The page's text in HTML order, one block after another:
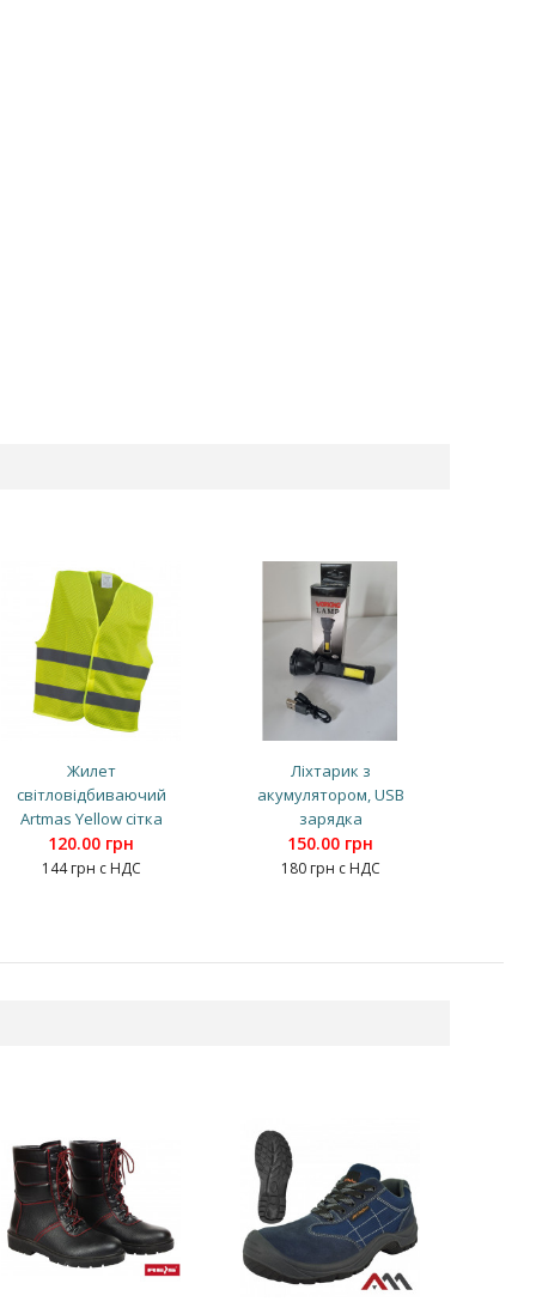
Жилет
світловідбиваючий
Artmas Yellow сітка
120.00 грн
144 грн с НДС
Ліхтарик з
акумулятором, USB
зарядка
150.00 грн
180 грн с НДС